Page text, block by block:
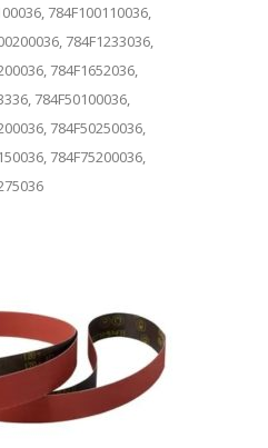
784F100110036,
784F1233036,
784F1652036,
784F50100036,
784F50250036,
784F75200036,